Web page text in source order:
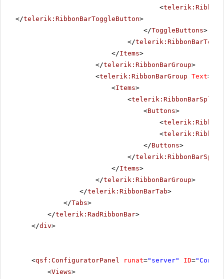
<
</telerik:RibbonBarToggleButton>
</ToggleButtons>
</
</Items>
</telerik:RibbonBarGroup>
<telerik:RibbonBarGroup Text=
<Items>
<
<Buttons>
<
<
</Buttons>
</
</Items>
</telerik:RibbonBarGroup>
</telerik:RibbonBarTab>
</Tabs>
</telerik:RadRibbonBar>
</div>
<qsf:ConfiguratorPanel runat="server" ID=
<Views>